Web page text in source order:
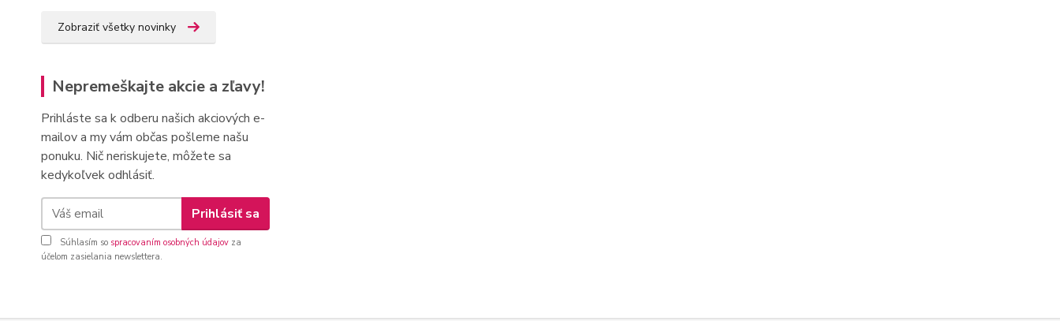
Zobraziť všetky novinky
Nepremeškajte akcie a zľavy!
Prihláste sa k odberu našich akciových e-
mailov a my vám občas pošleme našu
ponuku. Nič neriskujete, môžete sa
kedykoľvek odhlásiť.
Prihlásiť sa
Súhlasím so spracovaním osobných údajov za
účelom zasielania newslettera.